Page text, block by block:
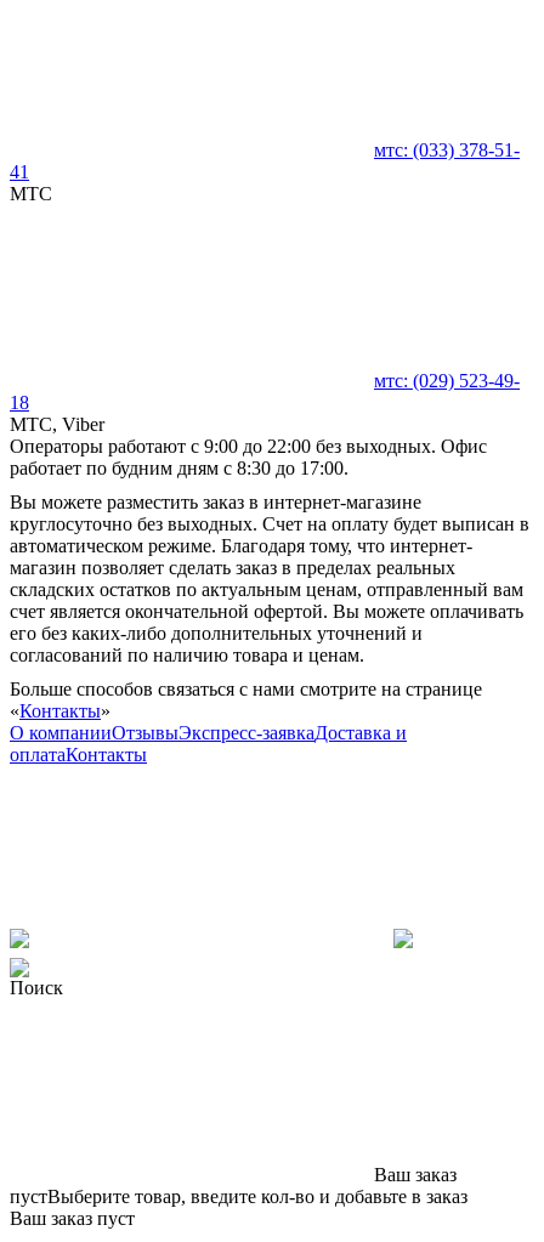
мтс: (033) 378-51-
41
MTC
мтс: (029) 523-49-
18
MTC, Viber
Операторы работают с 9:00 до 22:00 без выходных. Офис
работает по будним дням с 8:30 до 17:00.
Вы можете разместить заказ в интернет-магазине
круглосуточно без выходных. Счет на оплату будет выписан в
автоматическом режиме. Благодаря тому, что интернет-
магазин позволяет сделать заказ в пределах реальных
складских остатков по актуальным ценам, отправленный вам
счет является окончательной офертой. Вы можете оплачивать
его без каких-либо дополнительных уточнений и
согласований по наличию товара и ценам.
Больше способов связаться с нами смотрите на странице
«Контакты»
О компанииОтзывыЭкспресс-заявкаДоставка и
оплатаКонтакты
Поиск
Ваш заказ
пустВыберите товар, введите кол-во и добавьте в заказ
Ваш заказ пуст